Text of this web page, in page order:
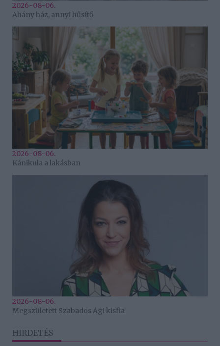
2026-08-06.
Ahány ház, annyi hűsítő
2026-08-06.
Kánikula a lakásban
2026-08-06.
Megszületett Szabados Ági kisfia
HIRDETÉS